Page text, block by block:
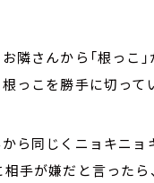
隣さんから「根っこ
根っこを勝手に切って
ら同じくニョキニョ
相手が嫌だと言った